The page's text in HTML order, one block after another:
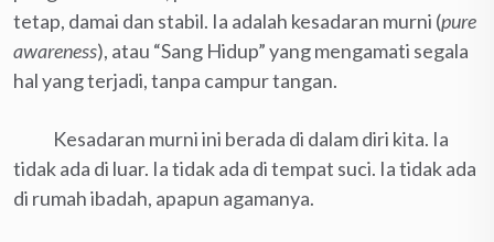
tetap, damai dan stabil. Ia adalah kesadaran murni (pure
awareness), atau “Sang Hidup” yang mengamati segala
hal yang terjadi, tanpa campur tangan.
Kesadaran murni ini berada di dalam diri kita. Ia
tidak ada di luar. Ia tidak ada di tempat suci. Ia tidak ada
di rumah ibadah, apapun agamanya.